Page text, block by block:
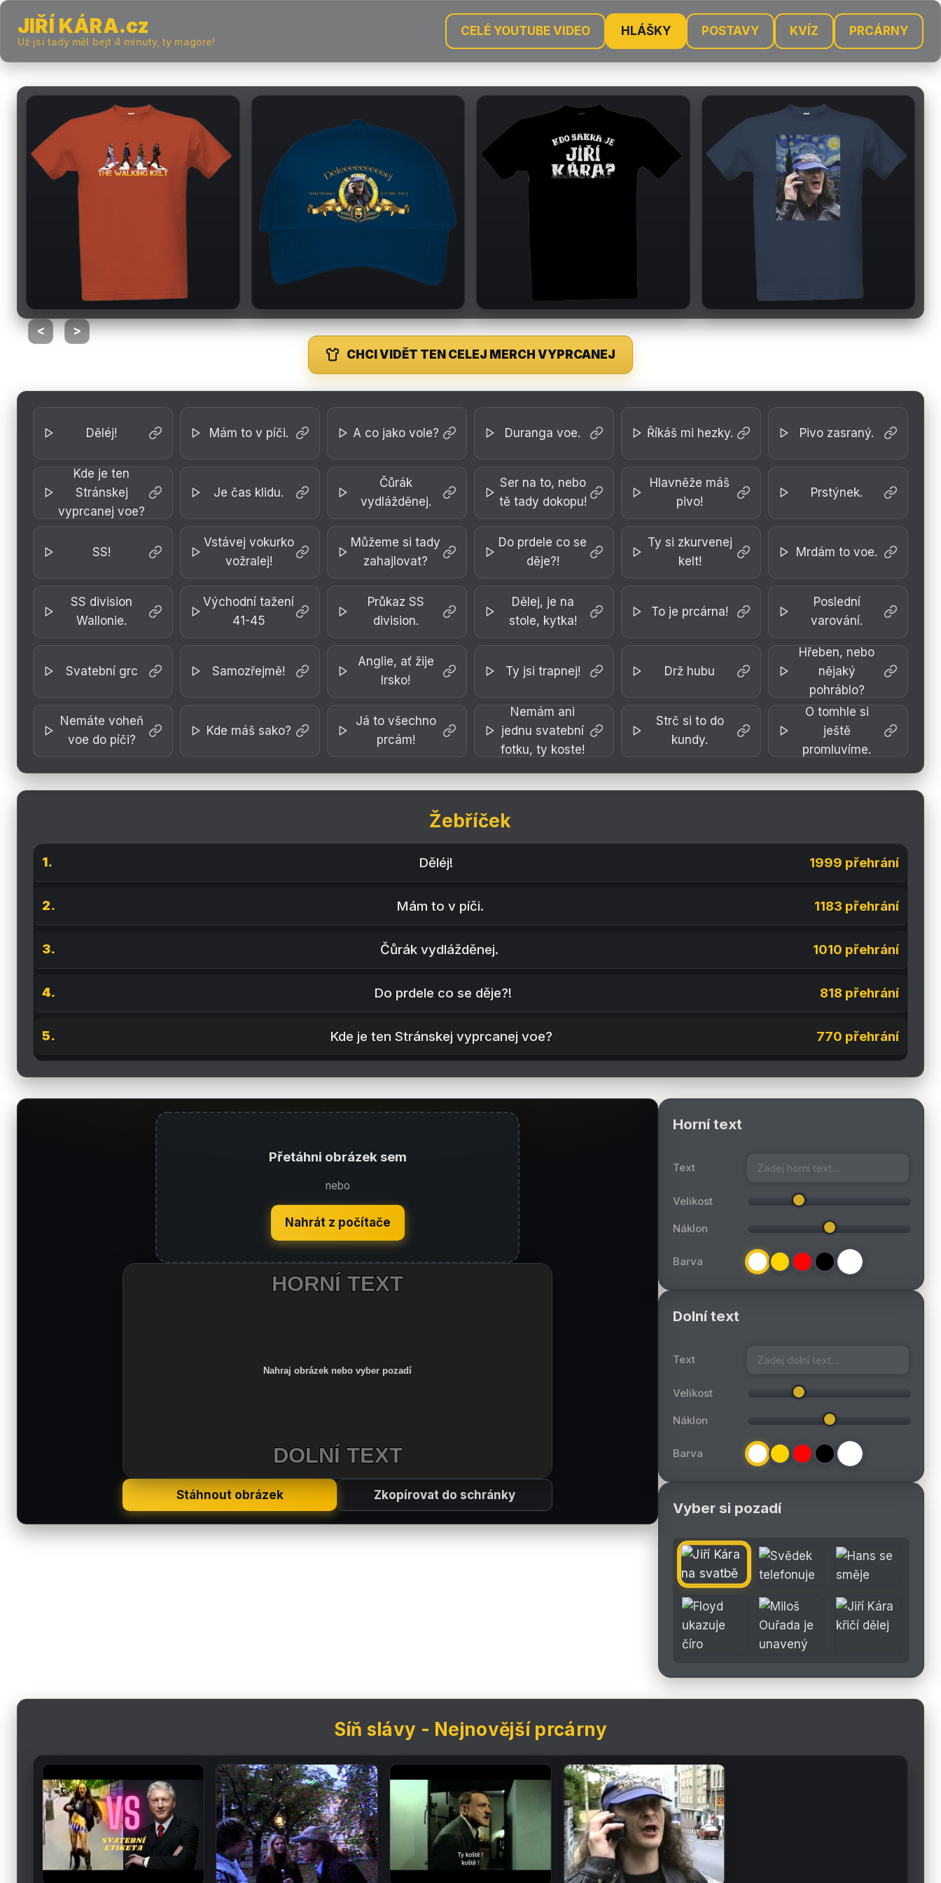
JIŘÍ KÁRA.cz
Už jsi tady měl bejt 4 minuty, ty magore!
CELÉ YOUTUBE VIDEO HLÁŠKY POSTAVY KVÍZ PRCÁRNY
<
>
CHCI VIDĚT TEN CELEJ MERCH VYPRCANEJ
Děléj! Mám to v píči. A co jako vole? Duranga voe. Říkáš mi hezky. Pivo zasraný.
Kde je ten
Stránskej
vyprcanej voe?
Je čas klidu.
Čůrák
vydlážděnej.
Ser na to, nebo
tě tady dokopu!
Hlavněže máš
pivo!
Prstýnek.
SS!
Vstávej vokurko
vožralej!
Můžeme si tady
zahajlovat?
Do prdele co se
děje?!
Ty si zkurvenej
kelt!
Mrdám to voe.
SS division
Wallonie.
Východní tažení
41-45
Průkaz SS
division.
Dělej, je na
stole, kytka!
To je prcárna!
Poslední
varování.
Svatební grc Samozřejmě!
Anglie, ať žije
Irsko!
Ty jsi trapnej! Drž hubu
Hřeben, nebo
nějaký
pohráblo?
Nemáte voheň
voe do píči?
Kde máš sako?
Já to všechno
prcám!
Nemám ani
jednu svatební
fotku, ty koste!
Strč si to do
kundy.
O tomhle si
ještě
promluvíme.
Žebříček
Děléj! 1999 přehrání
Mám to v píči. 1183 přehrání
Čůrák vydlážděnej. 1010 přehrání
Do prdele co se děje?! 818 přehrání
Kde je ten Stránskej vyprcanej voe? 770 přehrání
Přetáhni obrázek sem
nebo
Nahrát z počítače
Stáhnout obrázek Zkopírovat do schránky
Horní text
Text
Velikost
Náklon
Barva
Dolní text
Text
Velikost
Náklon
Barva
Vyber si pozadí
Síň slávy - Nejnovější prcárny